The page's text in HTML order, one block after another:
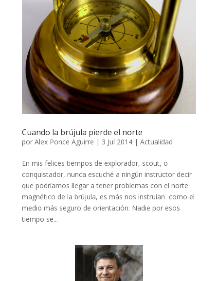
Cuando la brújula pierde el norte
por Alex Ponce Aguirre | 3 Jul 2014| Actualidad
En mis felices tiempos de explorador, scout, o
conquistador, nunca escuché a ningún instructor decir
que podríamos llegar a tener problemas con el norte
magnético de la brújula, es más nos instruían como el
medio más seguro de orientación. Nadie por esos
tiempo se...